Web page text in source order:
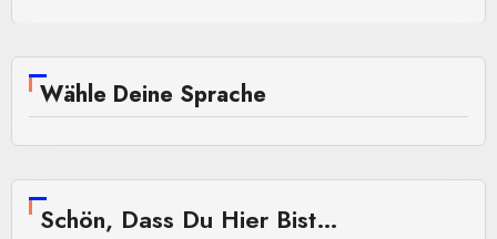
Wähle Deine Sprache
Schön, Dass Du Hier Bist…